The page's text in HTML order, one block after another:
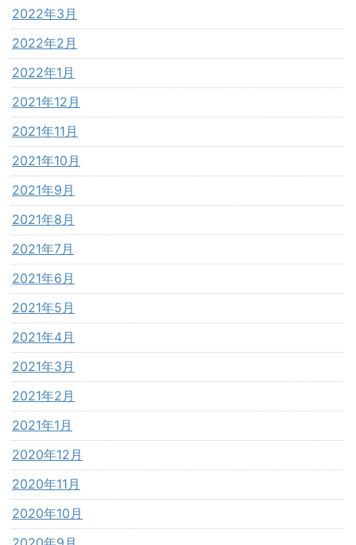
2022年3月
2022年2月
2022年1月
2021年12月
2021年11月
2021年10月
2021年9月
2021年8月
2021年7月
2021年6月
2021年5月
2021年4月
2021年3月
2021年2月
2021年1月
2020年12月
2020年11月
2020年10月